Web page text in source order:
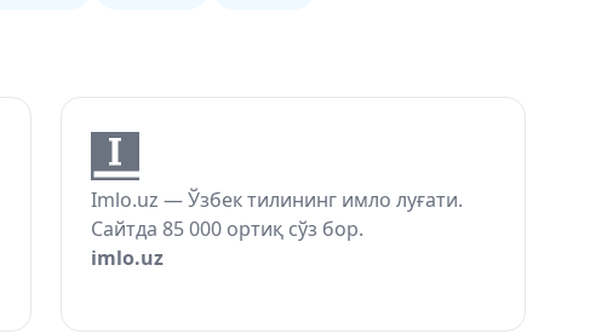
Imlo.uz — Ўзбек тилининг имло луғати.
Сайтда 85 000 ортиқ сўз бор.
imlo.uz